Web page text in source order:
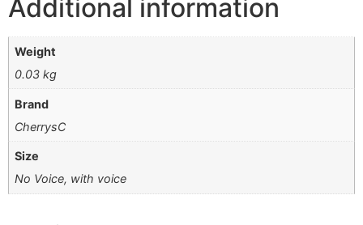
Additional information
Weight
0.03 kg
Brand
CherrysC
Size
No Voice, with voice